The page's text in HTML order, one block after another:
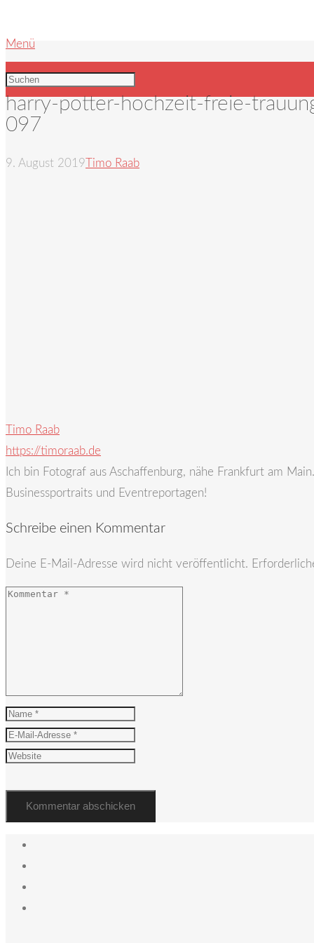
Menü
harry-potter-hochzeit-freie-
097
9. August 2019 Timo Raab
Timo Raab
https://timoraab.de
Ich bin Fotograf aus Aschaffenburg, nähe Frankfurt am
Businessportraits und Eventreportagen!
Schreibe einen Kommentar
Deine E-Mail-Adresse wird nicht veröffentlicht.